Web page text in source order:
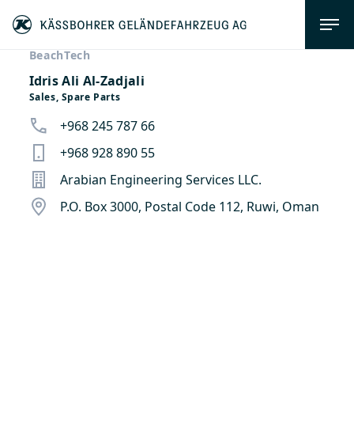
BeachTech
Idris Ali Al-Zadjali
Sales, Spare Parts
+968 245 787 66
+968 928 890 55
Arabian Engineering Services LLC.
P.O. Box 3000, Postal Code 112, Ruwi, Oman